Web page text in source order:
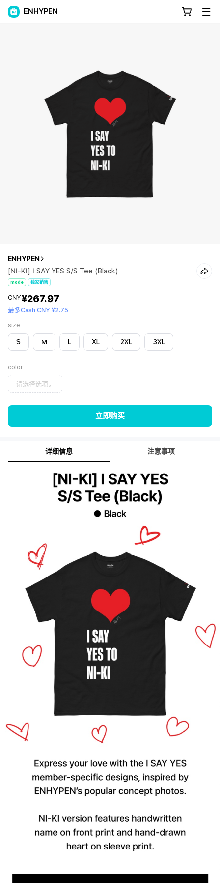
ENHYPEN
ENHYPEN
[NI-KI] I SAY YES S/S Tee (Black)
mode 独家销售
CNY¥267.97
最多Cash CNY ¥2.75
size
S M L XL 2XL 3XL
color
请选择选项。
立即购买
详细信息 注意事项